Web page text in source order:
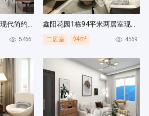
北京风景96㎡两居室现代简约风装修案例
5466
鑫阳花园1栋94平米两居室现代简约风装修案例
二居室 94m² 4569